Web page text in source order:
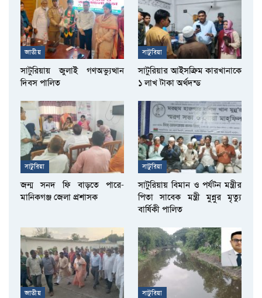
জাতীয়
সাটুরিয়ায় জুলাই গণঅভ্যুত্থান
দিবস পালিত
সাটুরিয়া
সাটুরিয়ার আইসক্রিম কারখানাকে
১ লাখ টাকা অর্থদন্ড
সাটুরিয়া
জন্ম সনদ ফি বাড়তে পারে-
মানিকগঞ্জ জেলা প্রশাসক
সাটুরিয়া
সাটুরিয়ায় বিমান ও পর্যটন মন্ত্রীর
পিতা সাবেক মন্ত্রী মুন্নুর মৃত্যু
বার্ষিকী পালিত
জাতীয় সাটুরিয়া